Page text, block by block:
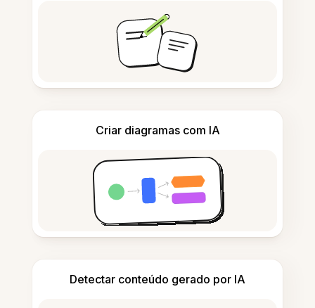
Criar diagramas com IA
Detectar conteúdo gerado por IA